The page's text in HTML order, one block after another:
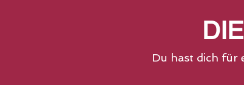
Du hast dich für